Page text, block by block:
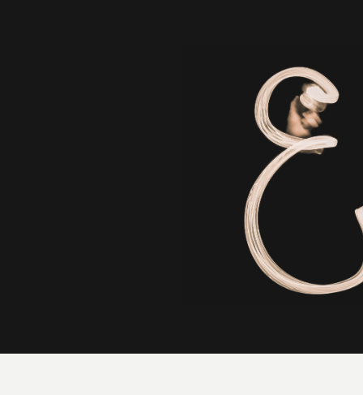
I look forward to the inquiry from a company, all of you of the
Please fill in thought and the problem to your business,
service, product, request contents in an inquiry form.
At first we suggest the most suitable strategy, tactics plan.